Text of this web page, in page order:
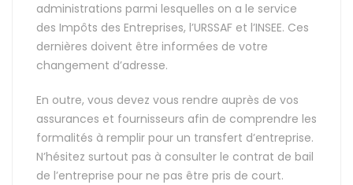
administrations parmi lesquelles on a le service
des Impôts des Entreprises, l’URSSAF et l’INSEE. Ces
dernières doivent être informées de votre
changement d’adresse.
En outre, vous devez vous rendre auprès de vos
assurances et fournisseurs afin de comprendre les
formalités à remplir pour un transfert d’entreprise.
N’hésitez surtout pas à consulter le contrat de bail
de l’entreprise pour ne pas être pris de court.